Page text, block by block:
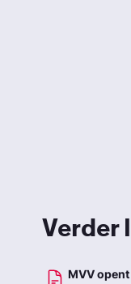
Verder
MVV